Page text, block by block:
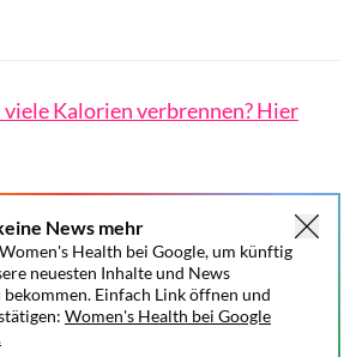
Kalorien verbrennen? Hier
News mehr
Health bei Google, um künftig
neuesten Inhalte und News
bekommen. Einfach Link öffnen und
Women's Health bei Google